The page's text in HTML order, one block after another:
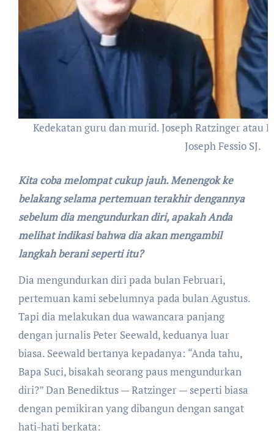
Kedekatan guru dan murid. Joseph Ratzinger atau
Joseph Fessio SJ.
Kita coba melompat cukup jauh. Menengok ke
belakang selama pertemuan terakhir dengannya
sebelum dia mengundurkan diri, apakah Anda
melihat indikasi bahwa dia akan mengambil
langkah berani seperti itu?
Dia mengundurkan diri pada bulan Februari,
pertemuan kami sebelumnya pada bulan Agustus.
Tapi dia melakukan dua wawancara panjang
dengan jurnalis Peter Seewald, keduanya luar
biasa. Seewald bertanya kepadanya: “Anda tahu,
Bapa Suci, bisakah seorang paus mengundurkan
diri?” Dan Benediktus — Ratzinger — seperti biasa
dengan pemikiran yang dibangun dengan sangat
hati-hati berkata: